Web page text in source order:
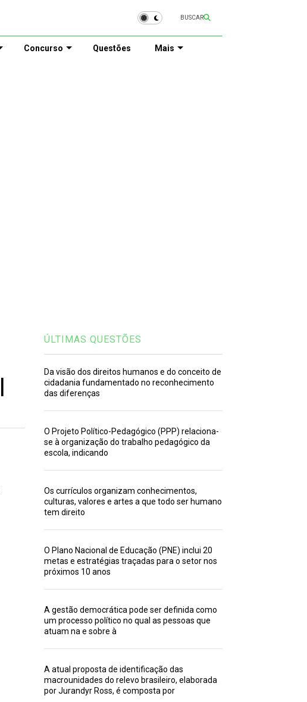
BUSCAR
Concurso Questões Mais
ÚLTIMAS QUESTÕES
Da visão dos direitos humanos e do conceito de
cidadania fundamentado no reconhecimento
das diferenças
O Projeto Político-Pedagógico (PPP) relaciona-
se à organização do trabalho pedagógico da
escola, indicando
Os currículos organizam conhecimentos,
culturas, valores e artes a que todo ser humano
tem direito
O Plano Nacional de Educação (PNE) inclui 20
metas e estratégias traçadas para o setor nos
próximos 10 anos
A gestão democrática pode ser definida como
um processo político no qual as pessoas que
atuam na e sobre à
A atual proposta de identificação das
macrounidades do relevo brasileiro, elaborada
por Jurandyr Ross, é composta por